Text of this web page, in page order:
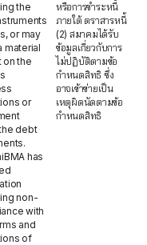
the
or may
material
on the
or
debt
has
non-
with
and
of
หรือการชำระหนี้
ภายใต้ ตราสารหนี้
(2) สมาคมได้รับ
ข้อมูลเกี่ยวกับการ
ไม่ปฏิบัติตามข้อ
กำหนดสิทธิ ซึ่ง
อาจเข้าข่ายเป็น
เหตุผิดนัดตามข้อ
กำหนดสิทธิ